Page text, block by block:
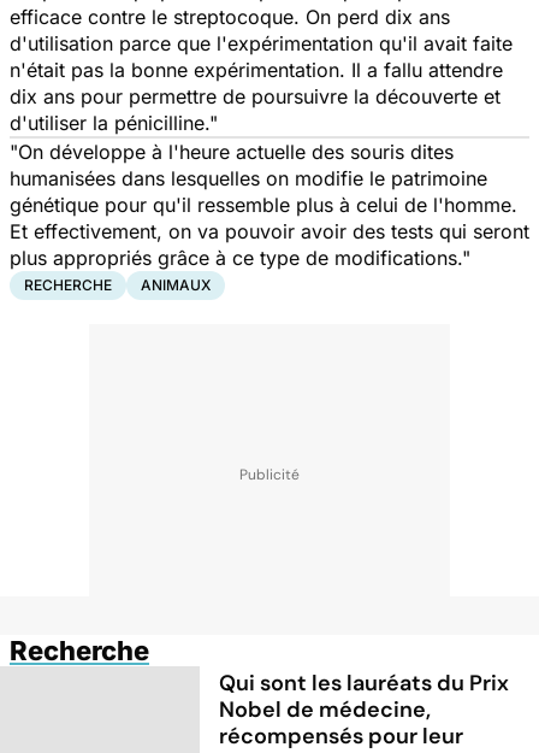
efficace contre le streptocoque. On perd dix ans
d'utilisation parce que l'expérimentation qu'il avait faite
n'était pas la bonne expérimentation. Il a fallu attendre
dix ans pour permettre de poursuivre la découverte et
d'utiliser la pénicilline."
"On développe à l'heure actuelle des souris dites
humanisées dans lesquelles on modifie le patrimoine
génétique pour qu'il ressemble plus à celui de l'homme.
Et effectivement, on va pouvoir avoir des tests qui seront
plus appropriés grâce à ce type de modifications."
RECHERCHE ANIMAUX
Recherche
Qui sont les lauréats du Prix
Nobel de médecine,
récompensés pour leur